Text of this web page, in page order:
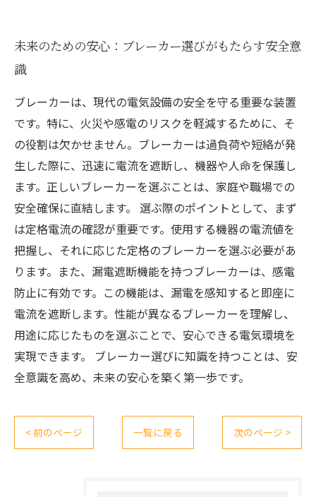
未来のための安心：ブレーカー選びがもたらす安全意
識
ブレーカーは、現代の電気設備の安全を守る重要な装置
です。特に、火災や感電のリスクを軽減するために、そ
の役割は欠かせません。ブレーカーは過負荷や短絡が発
生した際に、迅速に電流を遮断し、機器や人命を保護し
ます。正しいブレーカーを選ぶことは、家庭や職場での
安全確保に直結します。 選ぶ際のポイントとして、まず
は定格電流の確認が重要です。使用する機器の電流値を
把握し、それに応じた定格のブレーカーを選ぶ必要があ
ります。また、漏電遮断機能を持つブレーカーは、感電
防止に有効です。この機能は、漏電を感知すると即座に
電流を遮断します。性能が異なるブレーカーを理解し、
用途に応じたものを選ぶことで、安心できる電気環境を
実現できます。 ブレーカー選びに知識を持つことは、安
全意識を高め、未来の安心を築く第一歩です。
< 前のページ 一覧に戻る 次のページ >